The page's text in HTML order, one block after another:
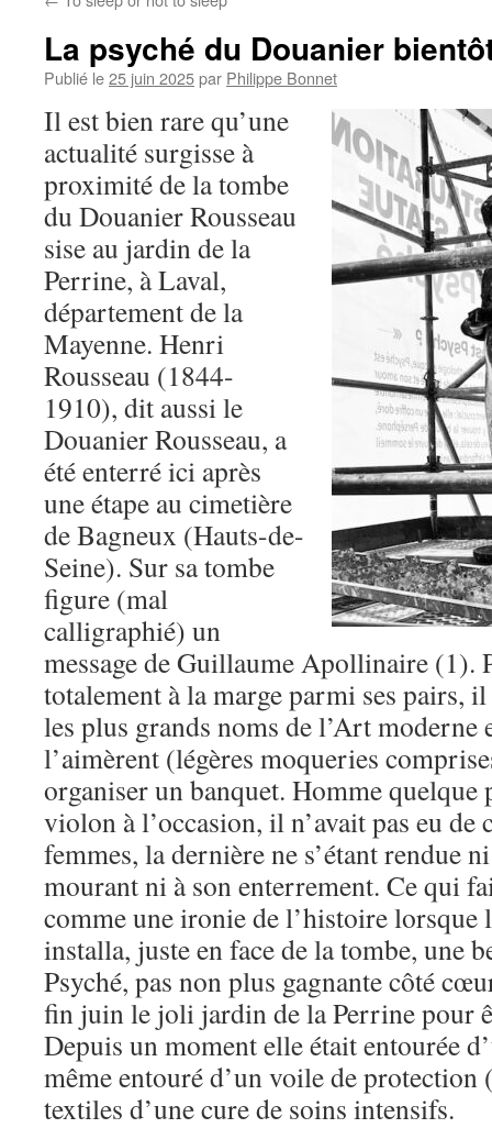
La psyché du Douanier
Publié le25 juin 2025par Philippe Bonnet
Il est bien rare qu’une
actualité surgisse à
proximité de la tombe
du Douanier Rousseau
sise au jardin de la
Perrine, à Laval,
département de la
Mayenne. Henri
Rousseau (1844-
1910), dit aussi le
Douanier Rousseau, a
été enterré ici après
une étape au cimetière
de Bagneux (Hauts-de-
Seine). Sur sa tombe
figure (mal
calligraphié) un
message de Guillaume Apollinaire (1).
totalement à la marge parmi ses pairs,
les plus grands noms de l’Art moderne
l’aimèrent (légères moqueries
organiser un banquet. Homme quelque
violon à l’occasion, il n’avait pas eu de
femmes, la dernière ne s’étant rendue
mourant ni à son enterrement. Ce qui
comme une ironie de l’histoire lorsque
installa, juste en face de la tombe, une
Psyché, pas non plus gagnante côté
fin juin le joli jardin de la Perrine pour
Depuis un moment elle était entourée
même entouré d’un voile de protection
textiles d’une cure de soins intensifs.